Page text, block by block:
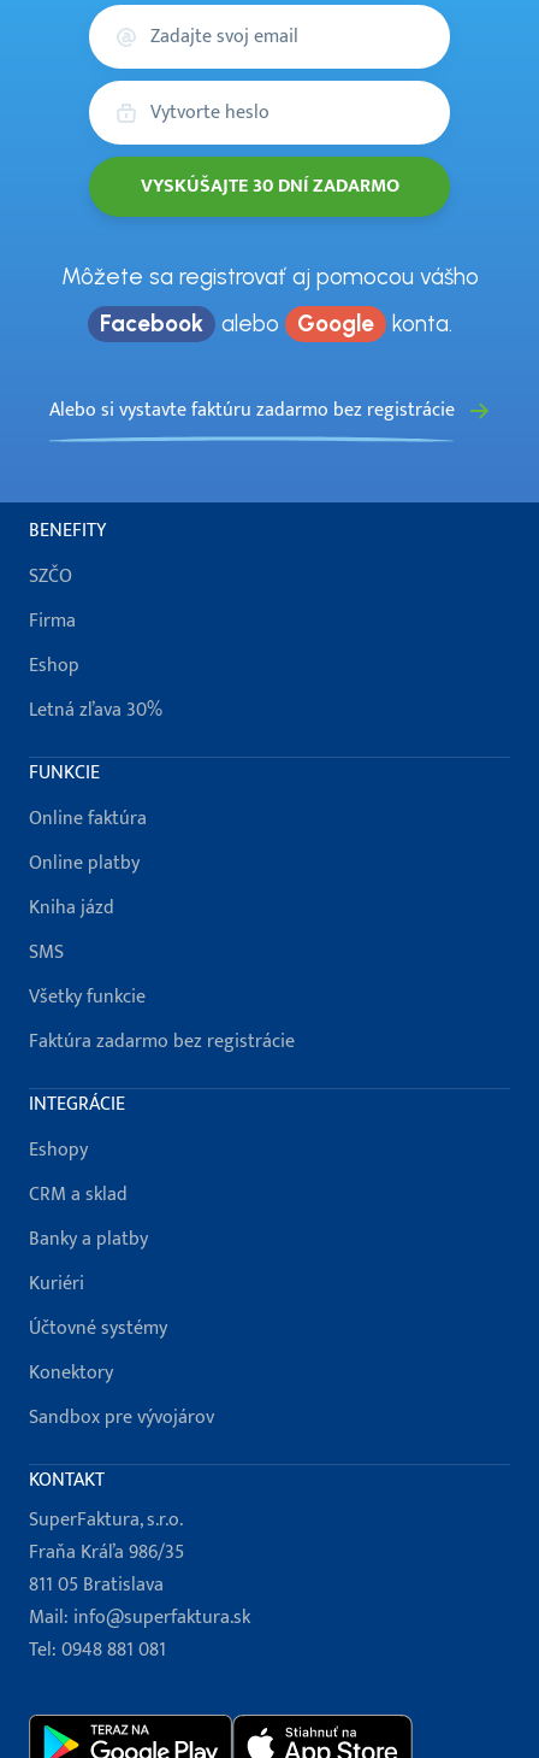
Váš
Môžete sa registrovať aj pomocou vášho
Facebook alebo Google konta.
Alebo si vystavte faktúru zadarmo bez registrácie
BENEFITY
SZČO
Firma
Eshop
Letná zľava 30%
FUNKCIE
Online faktúra
Online platby
Kniha jázd
SMS
Všetky funkcie
Faktúra zadarmo bez registrácie
INTEGRÁCIE
Eshopy
CRM a sklad
Banky a platby
Kuriéri
Účtovné systémy
Konektory
Sandbox pre vývojárov
KONTAKT
SuperFaktura, s.r.o.
Fraňa Kráľa 986/35
811 05 Bratislava
Mail: info@superfaktura.sk
Tel:0948 881 081